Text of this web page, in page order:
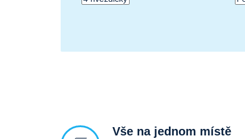
Vše na jednom místě